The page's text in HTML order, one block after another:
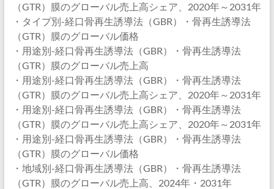
（GTR）膜のグローバル売上高シェア、2020年～2031年
・タイプ別-経口骨再生誘導法（GBR）・骨再生誘導法
（GTR）膜のグローバル価格
・用途別-経口骨再生誘導法（GBR）・骨再生誘導法
（GTR）膜のグローバル売上高
・用途別-経口骨再生誘導法（GBR）・骨再生誘導法
（GTR）膜のグローバル売上高シェア、2020年～2031年
・用途別-経口骨再生誘導法（GBR）・骨再生誘導法
（GTR）膜のグローバル売上高シェア、2020年～2031年
・用途別-経口骨再生誘導法（GBR）・骨再生誘導法
（GTR）膜のグローバル価格
・地域別-経口骨再生誘導法（GBR）・骨再生誘導法
（GTR）膜のグローバル売上高、2024年・2031年